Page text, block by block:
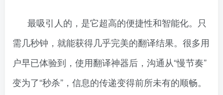
最吸引人的，是它超高的便捷性和智能化。只
需几秒钟，就能获得几乎完美的翻译结果。很多用
户早已体验到，使用翻译神器后，沟通从“慢节奏”
变为了“秒杀”，信息的传递变得前所未有的顺畅。